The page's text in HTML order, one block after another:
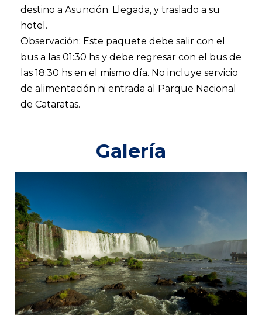
destino a Asunción. Llegada, y traslado a su
hotel.
Observación: Este paquete debe salir con el
bus a las 01:30 hs y debe regresar con el bus de
las 18:30 hs en el mismo día. No incluye servicio
de alimentación ni entrada al Parque Nacional
de Cataratas.
Galería